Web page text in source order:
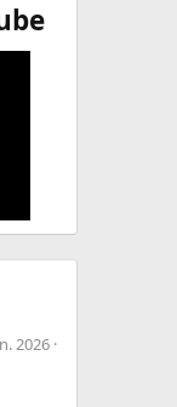
2026